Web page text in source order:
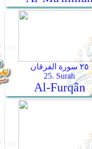
٢٥ سورة الفرقان
25. Surah
Al-Furqân